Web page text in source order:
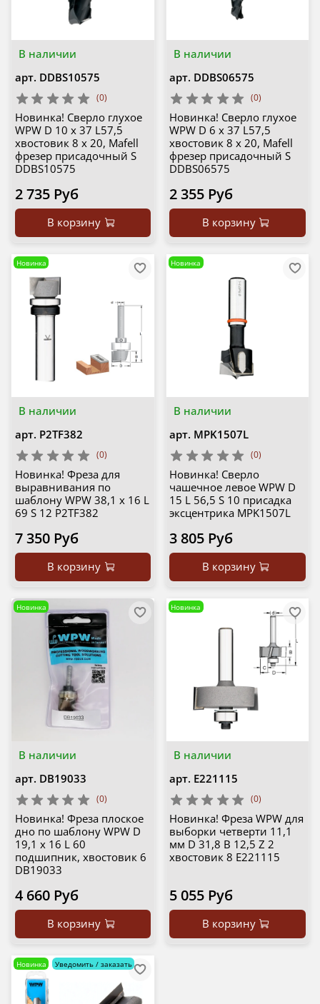
В наличии
арт. DDBS10575
(0)
Новинка! Сверло глухое
WPW D 10 x 37 L57,5
хвостовик 8 x 20, Mafell
фрезер присадочный S
DDBS10575
2 735 Руб
В корзину
В наличии
арт. DDBS06575
(0)
Новинка! Сверло глухое
WPW D 6 x 37 L57,5
хвостовик 8 x 20, Mafell
фрезер присадочный S
DDBS06575
2 355 Руб
В корзину
В наличии
Новинка
арт. P2TF382
(0)
Новинка! Фреза для
выравнивания по
шаблону WPW 38,1 x 16 L
69 S 12 P2TF382
7 350 Руб
В корзину
В наличии
Новинка
арт. MPK1507L
(0)
Новинка! Сверло
чашечное левое WPW D
15 L 56,5 S 10 присадка
эксцентрика MPK1507L
3 805 Руб
В корзину
В наличии
Новинка
арт. DB19033
(0)
Новинка! Фреза плоское
дно по шаблону WPW D
19,1 x 16 L 60
подшипник, хвостовик 6
DB19033
4 660 Руб
В корзину
В наличии
Новинка
арт. E221115
(0)
Новинка! Фреза WPW для
выборки четверти 11,1
мм D 31,8 B 12,5 Z 2
хвостовик 8 E221115
5 055 Руб
В корзину
Новинка Уведомить / заказать